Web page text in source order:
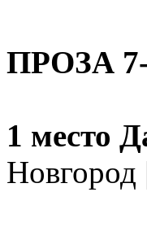
ПРОЗА
1 место
Новгород